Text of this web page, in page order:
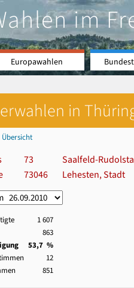
im
Europawahlen
in
73
Saalfeld-
73046 Lehesten, Stadt
1 607
863
53,7 %
12
851